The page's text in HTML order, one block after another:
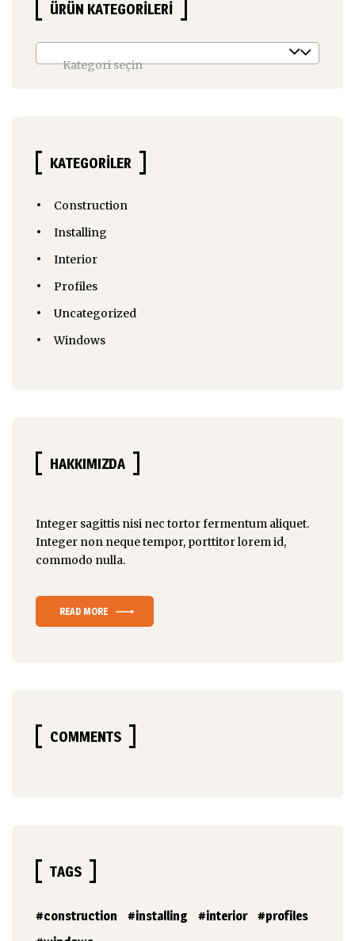
ÜRÜN KATEGORILERI
Kategori seçin
KATEGORILER
Construction
Installing
Interior
Profiles
Uncategorized
Windows
HAKKIMIZDA
Integer sagittis nisi nec tortor fermentum aliquet.
Integer non neque tempor, porttitor lorem id,
commodo nulla.
READ MORE
COMMENTS
TAGS
construction installing interior
profiles